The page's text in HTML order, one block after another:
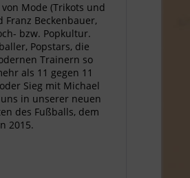
Mode (Trikots und
Franz Beckenbauer,
bzw. Popkultur.
Popstars, die
Trainern so
als 11 gegen 11
Sieg mit Michael
in unserer neuen
des Fußballs, dem
2015.